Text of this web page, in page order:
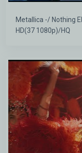
Metallica -/ Nothing
HD(37 1080p)/HQ